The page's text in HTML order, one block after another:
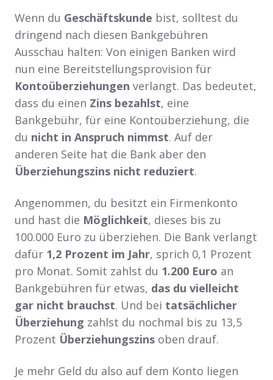
Wenn du Geschäftskunde bist, solltest du
dringend nach diesen Bankgebühren
Ausschau halten: Von einigen Banken wird
nun eine Bereitstellungsprovision für
Kontoüberziehungen verlangt. Das bedeutet,
dass du einen Zins bezahlst, eine
Bankgebühr, für eine Kontoüberziehung, die
du nicht in Anspruch nimmst. Auf der
anderen Seite hat die Bank aber den
Überziehungszins nicht reduziert.
Angenommen, du besitzt ein Firmenkonto
und hast die Möglichkeit, dieses bis zu
100.000 Euro zu überziehen. Die Bank verlangt
dafür 1,2 Prozent im Jahr, sprich 0,1 Prozent
pro Monat. Somit zahlst du 1.200 Euro an
Bankgebühren für etwas, das du vielleicht
gar nicht brauchst. Und bei tatsächlicher
Überziehung zahlst du nochmal bis zu 13,5
Prozent Überziehungszins oben drauf.
Je mehr Geld du also auf dem Konto liegen